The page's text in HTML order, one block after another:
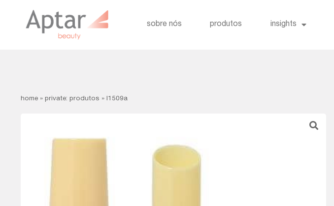
sobre nós produtos insights
home » private: produtos » l1509a